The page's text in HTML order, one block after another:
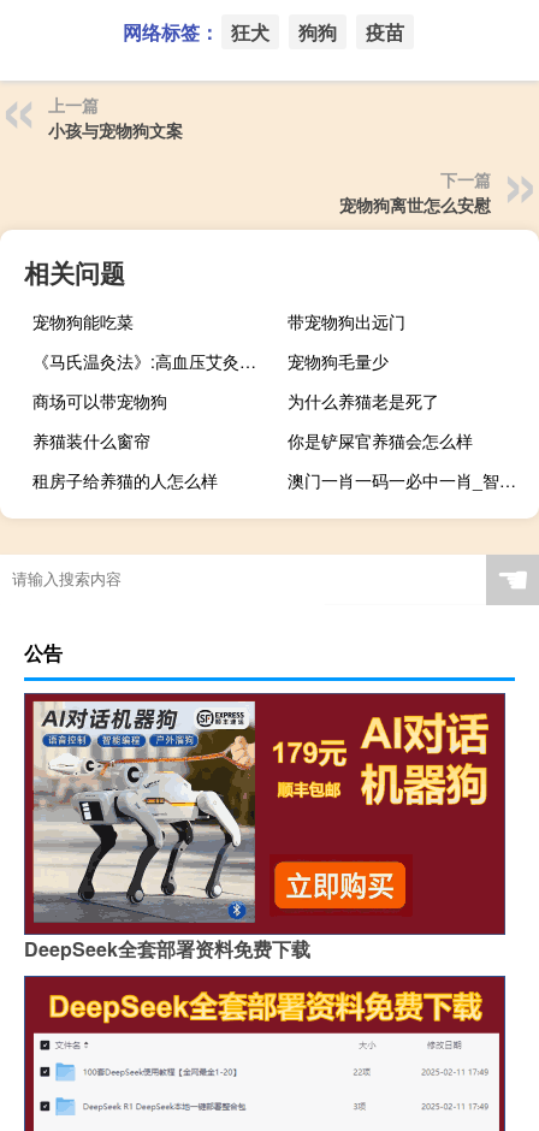
网络标签： 狂犬 狗狗 疫苗
上一篇
小孩与宠物狗文案
下一篇
宠物狗离世怎么安慰
相关问题
宠物狗能吃菜
带宠物狗出远门
《马氏温灸法》:高血压艾灸这样做!
宠物狗毛量少
商场可以带宠物狗
为什么养猫老是死了
养猫装什么窗帘
你是铲屎官养猫会怎么样
租房子给养猫的人怎么样
澳门一肖一码一必中一肖_智能AI深度解析_百度移动统计版.23.84
☚
公告
DeepSeek全套部署资料免费下载